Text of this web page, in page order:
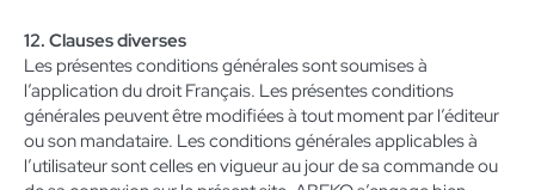
12. Clauses diverses
Les présentes conditions générales sont soumises à
l’application du droit Français. Les présentes conditions
générales peuvent être modifiées à tout moment par l’éditeur
ou son mandataire. Les conditions générales applicables à
l’utilisateur sont celles en vigueur au jour de sa commande ou